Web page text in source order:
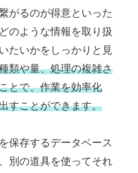
がるのが得意といった
のような情報を取り扱
たいかをしっかりと見
類や量、処理の複雑さ
とで、作業を効率化
すことができます。
保存するデータベース
別の道具を使ってそれ